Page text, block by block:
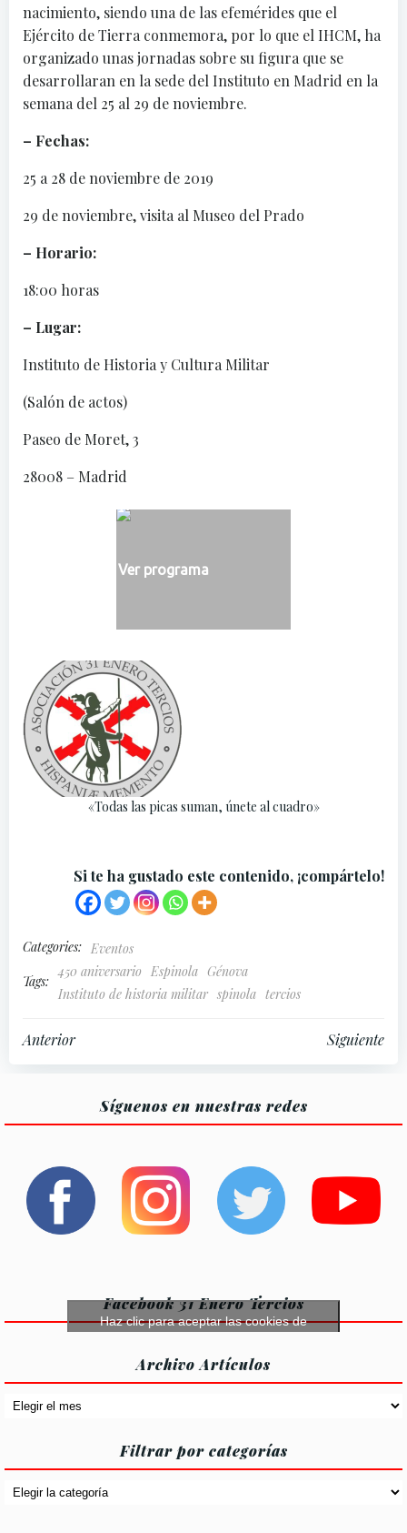
nacimiento, siendo una de las efemérides que el
Ejército de Tierra conmemora, por lo que el IHCM, ha
organizado unas jornadas sobre su figura que se
desarrollaran en la sede del Instituto en Madrid en la
semana del 25 al 29 de noviembre.
– Fechas:
25 a 28 de noviembre de 2019
29 de noviembre, visita al Museo del Prado
– Horario:
18:00 horas
– Lugar:
Instituto de Historia y Cultura Militar
(Salón de actos)
Paseo de Moret, 3
28008 – Madrid
Ver programa
«Todas las picas suman, únete al cuadro»
Si te ha gustado este contenido, ¡compártelo!
Categories: Eventos
Tags:
450 aniversario Espinola Génova
Instituto de historia militar spinola tercios
Navegación
las
entradas
Anterior
Navegación
por
las
entradas
Siguiente
Síguenos en nuestras redes
Facebook 31 Enero Tercios
Haz clic para aceptar las cookies de
Archivo Artículos
Archivo
Filtrar por categorías
Filtrar